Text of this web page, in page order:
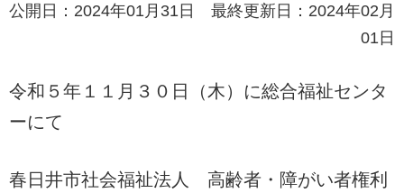
公開日：2024年01月31日 最終更新日：2024年02月
01日
令和５年１１月３０日（木）に総合福祉センタ
ーにて
春日井市社会福祉法人 高齢者・障がい者権利